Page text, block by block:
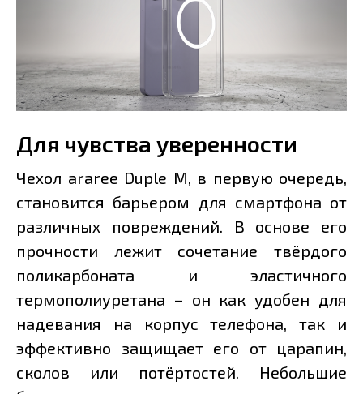
Для чувства уверенности
Чехол araree Duple M, в первую очередь,
становится барьером для смартфона от
различных повреждений. В основе его
прочности лежит сочетание твёрдого
поликарбоната и эластичного
термополиуретана – он как удобен для
надевания на корпус телефона, так и
эффективно защищает его от царапин,
сколов или потёртостей. Небольшие